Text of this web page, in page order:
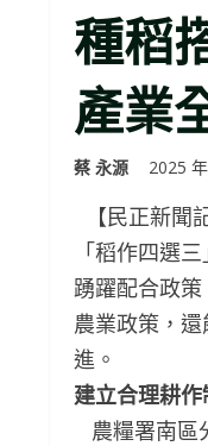
種稻
產業
蔡 永源 2025
【民正新聞
「稻作四選
踴躍配合政
農業政策，
進。
建立合理耕
農糧署南區